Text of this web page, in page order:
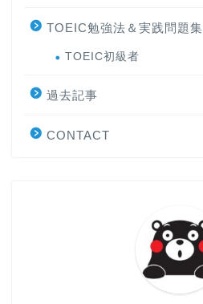
TOEIC勉強法＆実践問題集
TOEIC初級者
過去記事
CONTACT
大学入
英語名言・
い英語＆素